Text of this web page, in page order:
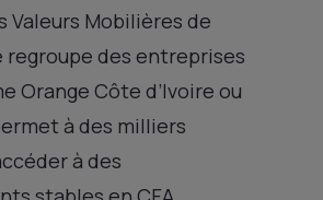
Valeurs Mobilières de
regroupe des entreprises
Orange Côte d’Ivoire ou
à des milliers
à des